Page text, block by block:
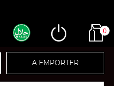
0
A EMPORTER